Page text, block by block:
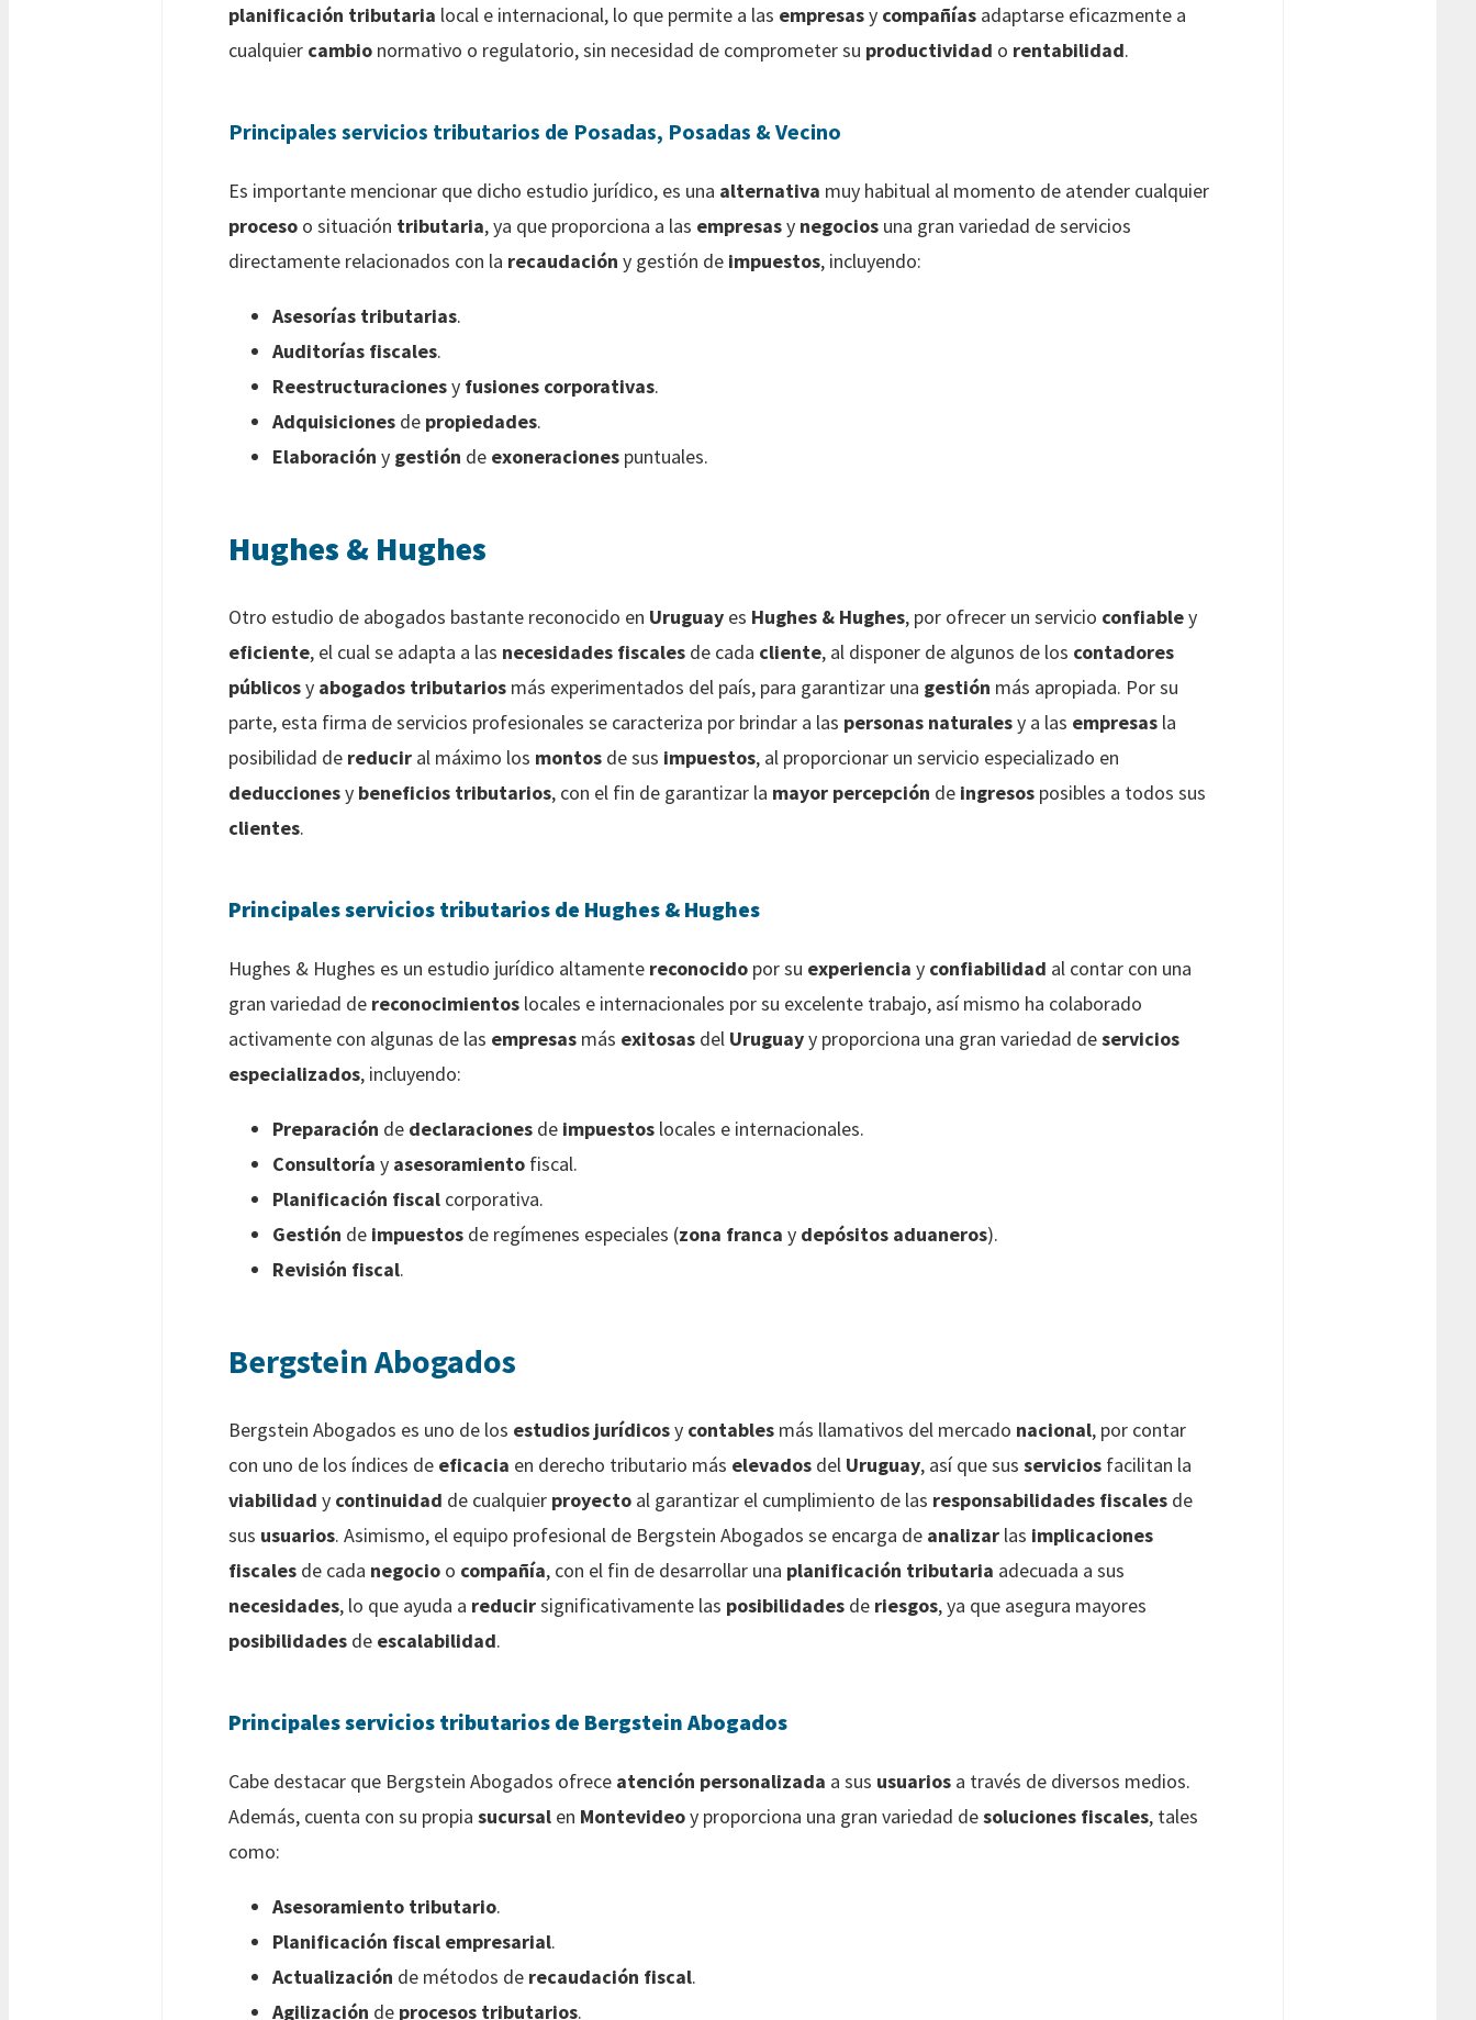
planificación tributaria local e internacional, lo que permite a las empresasy compañías adaptarse eficazmente a
cualquier cambio normativo o regulatorio, sin necesidad de comprometer su productividad o rentabilidad.
Principales servicios tributarios de Posadas, Posadas & Vecino
Es importante mencionar que dicho estudio jurídico, es una alternativa muy habitual al momento de atender cualquier
proceso o situación tributaria, ya que proporciona a las empresasy negocios una gran variedad de servicios
directamente relacionados con la recaudación y gestión de impuestos, incluyendo:
Asesorías tributarias.
Auditorías fiscales.
Reestructuracionesy fusiones corporativas.
Adquisiciones de propiedades.
Elaboración y gestión de exoneraciones puntuales.
Hughes & Hughes
Otro estudio de abogados bastante reconocido en Uruguay es Hughes & Hughes, por ofrecer un servicio confiabley
eficiente, el cual se adapta a las necesidades fiscales de cada cliente, al disponer de algunos de los contadores
públicosy abogados tributarios más experimentados del país, para garantizar una gestión más apropiada. Por su
parte, esta firma de servicios profesionales se caracteriza por brindar a las personas naturalesy a las empresas la
posibilidad de reducir al máximo los montos de sus impuestos, al proporcionar un servicio especializado en
deduccionesy beneficios tributarios, con el fin de garantizar la mayor percepción de ingresos posibles a todos sus
clientes.
Principales servicios tributarios de Hughes & Hughes
Hughes & Hughes es un estudio jurídico altamente reconocido por su experiencia y confiabilidad al contar con una
gran variedad de reconocimientos locales e internacionales por su excelente trabajo, así mismo ha colaborado
activamente con algunas de las empresas más exitosas del Uruguayy proporciona una gran variedad deservicios
especializados, incluyendo:
Preparación de declaraciones de impuestos locales e internacionales.
Consultoría y asesoramiento fiscal.
Planificación fiscal corporativa.
Gestión de impuestos de regímenes especiales (zona franca y depósitos aduaneros).
Revisión fiscal.
Bergstein Abogados
Bergstein Abogados es uno de los estudios jurídicosy contables más llamativos del mercado nacional, por contar
con uno de los índices de eficacia en derecho tributario más elevados del Uruguay, así que sus servicios facilitan la
viabilidad y continuidad de cualquier proyecto al garantizar el cumplimiento de las responsabilidades fiscales de
sus usuarios. Asimismo, el equipo profesional de Bergstein Abogados se encarga de analizar las implicaciones
fiscales de cada negocio o compañía, con el fin de desarrollar una planificación tributaria adecuada a sus
necesidades, lo que ayuda a reducirsignificativamente las posibilidades de riesgos, ya que asegura mayores
posibilidades de escalabilidad.
Principales servicios tributarios de Bergstein Abogados
Cabe destacar que Bergstein Abogados ofrece atención personalizada a sus usuarios a través de diversos medios.
Además, cuenta con su propia sucursal en Montevideoy proporciona una gran variedad desoluciones fiscales, tales
como:
Asesoramiento tributario.
Planificación fiscal empresarial.
Actualización de métodos de recaudación fiscal.
Agilización de procesos tributarios.